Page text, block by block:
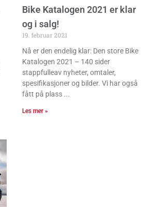
Bike Katalogen 2021 er klar
og i salg!
19. februar 2021
Nå er den endelig klar: Den store Bike
Katalogen 2021 – 140 sider
stappfulleav nyheter, omtaler,
spesifikasjoner og bilder. Vi har også
fått på plass
Les mer »